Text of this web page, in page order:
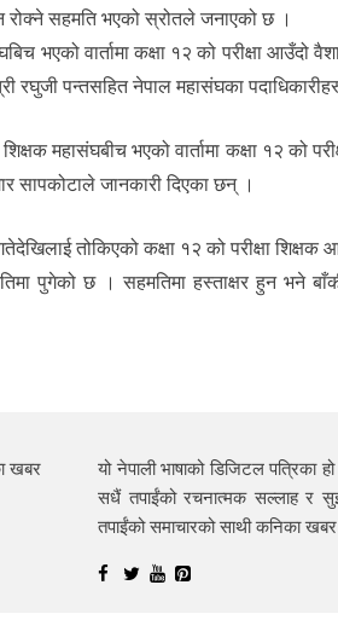
रोक्ने सहमति भएको स्रोतले जनाएको छ ।
भएको वार्तामा कक्षा १२ को परीक्षा
रघुजी पन्तसहित नेपाल महासंघका
महासंघबीच भएको वार्तामा कक्षा १२ को
सापकोटाले जानकारी दिएका छन् ।
तोकिएको कक्षा १२ को परीक्षा
पुगेको छ । सहमतिमा हस्ताक्षर हुन भने
यो नेपाली भाषाको डिजिटल पत्रिका
सधैं तपाईंको रचनात्मक सल्लाह र
तपाईंको समाचारको साथी कनिका